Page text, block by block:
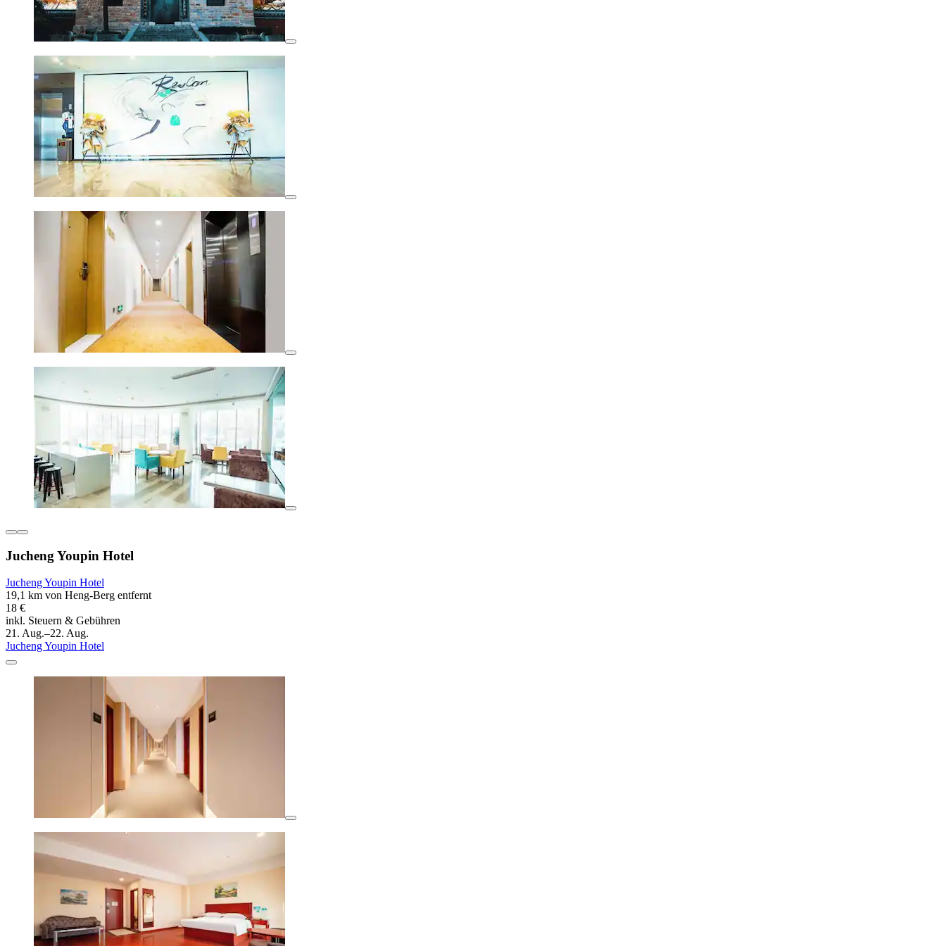
Jucheng Youpin Hotel
Jucheng Youpin Hotel
19,1 km von Heng-Berg entfernt
18 €
inkl. Steuern & Gebühren
21. Aug.–22. Aug.
Jucheng Youpin Hotel